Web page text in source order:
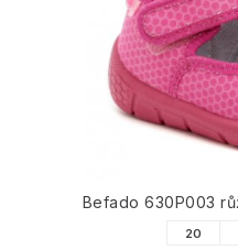
Befado 630P003
20